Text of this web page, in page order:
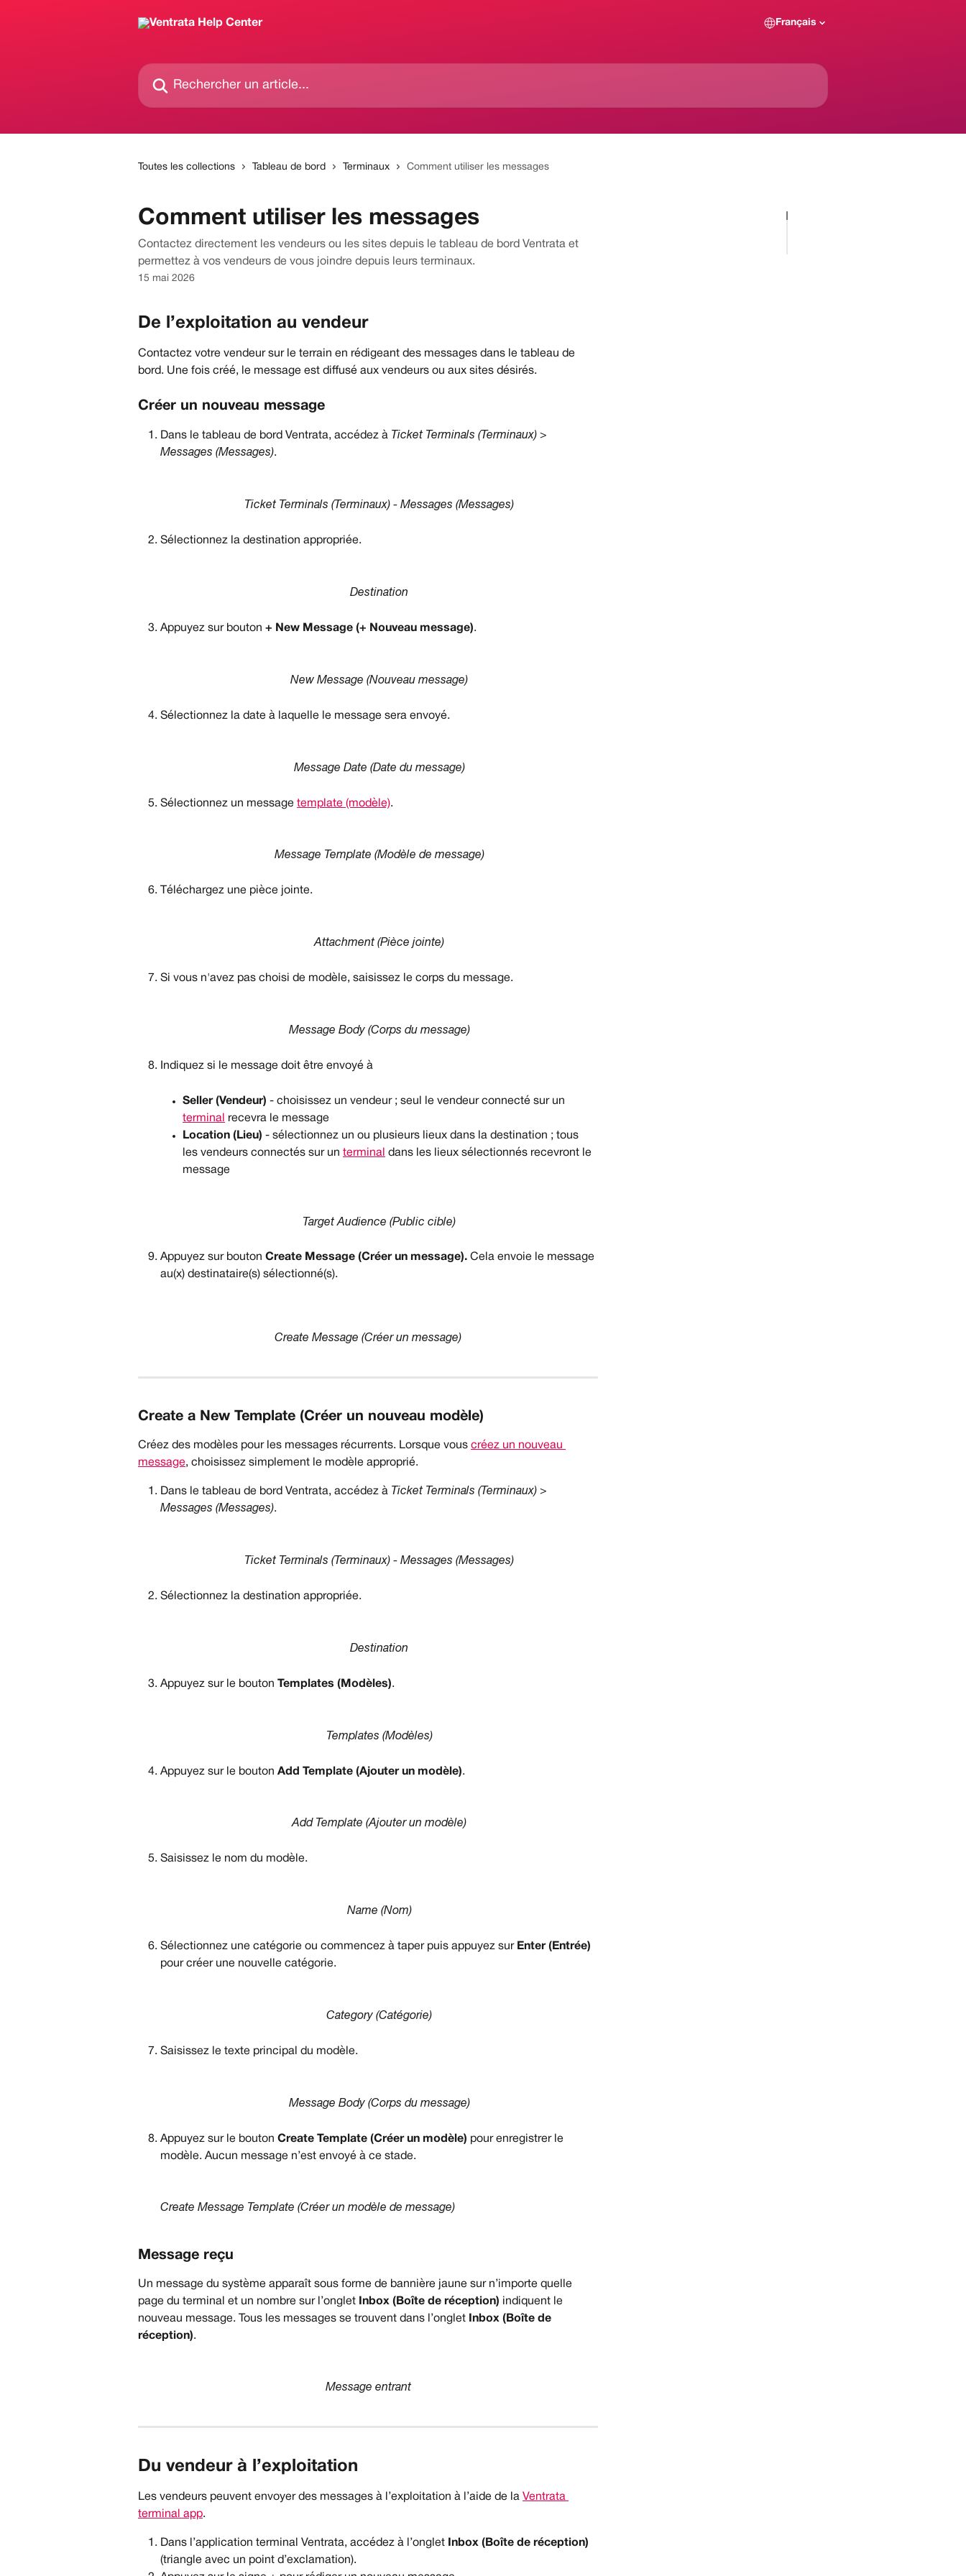
Français
Rechercher un article...
Toutes les collections Tableau de bord Terminaux Comment utiliser les messages
Comment utiliser les messages
Contactez directement les vendeurs ou les sites depuis le tableau de bord Ventrata et
permettez à vos vendeurs de vous joindre depuis leurs terminaux.
15 mai 2026
De l’exploitation au vendeur
Contactez votre vendeur sur le terrain en rédigeant des messages dans le tableau de
bord. Une fois créé, le message est diffusé aux vendeurs ou aux sites désirés.
Créer un nouveau message
Dans le tableau de bord Ventrata, accédez à Ticket Terminals (Terminaux) >
Messages (Messages).
Ticket Terminals (Terminaux) - Messages (Messages)
Sélectionnez la destination appropriée.
Destination
Appuyez sur bouton + New Message (+ Nouveau message).
New Message (Nouveau message)
Sélectionnez la date à laquelle le message sera envoyé.
Message Date (Date du message)
Sélectionnez un message template (modèle).
Message Template (Modèle de message)
Téléchargez une pièce jointe.
Attachment (Pièce jointe)
Si vous n'avez pas choisi de modèle, saisissez le corps du message.
Message Body (Corps du message)
Indiquez si le message doit être envoyé à
Seller (Vendeur) - choisissez un vendeur ; seul le vendeur connecté sur un
terminal
recevra le message
Location (Lieu) - sélectionnez un ou plusieurs lieux dans la destination ; tous
les vendeurs connectés sur un terminal dans les lieux sélectionnés recevront le
message
Target Audience (Public cible)
Appuyez sur bouton Create Message (Créer un message). Cela envoie le message
au(x) destinataire(s) sélectionné(s).
Create Message (Créer un message)
Create a New Template (Créer un nouveau modèle)
Créez des modèles pour les messages récurrents. Lorsque vous créez un nouveau
message, choisissez simplement le modèle approprié.
Dans le tableau de bord Ventrata, accédez à Ticket Terminals (Terminaux) >
Messages (Messages).
Ticket Terminals (Terminaux) - Messages (Messages)
Sélectionnez la destination appropriée.
Destination
Appuyez sur le bouton Templates (Modèles).
Templates (Modèles)
Appuyez sur le bouton Add Template (Ajouter un modèle).
Add Template (Ajouter un modèle)
Saisissez le nom du modèle.
Name (Nom)
Sélectionnez une catégorie ou commencez à taper puis appuyez sur Enter (Entrée)
pour créer une nouvelle catégorie.
Category (Catégorie)
Saisissez le texte principal du modèle.
Message Body (Corps du message)
Appuyez sur le bouton Create Template (Créer un modèle) pour enregistrer le
modèle. Aucun message n’est envoyé à ce stade.
Create Message Template (Créer un modèle de message)
Message reçu
Un message du système apparaît sous forme de bannière jaune sur n’importe quelle
page du terminal et un nombre sur l’onglet
Inbox (Boîte de réception) indiquent le
nouveau message. Tous les messages se trouvent dans l’onglet
Inbox (Boîte de
réception).
Message entrant
Du vendeur à l’exploitation
Les vendeurs peuvent envoyer des messages à l’exploitation à l’aide de la Ventrata
terminal app.
Dans l’application terminal Ventrata, accédez à l’onglet
Inbox (Boîte de réception)
(triangle avec un point d’exclamation).